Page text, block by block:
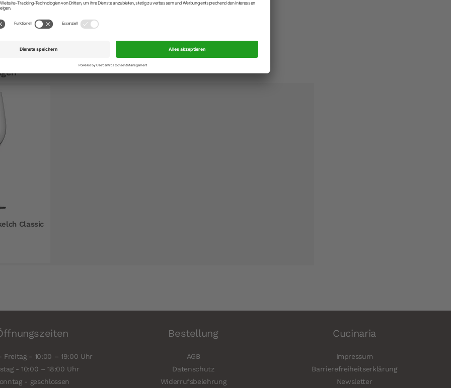
Tee Untertasse in Eisblau
Classic
Freitag - 10:00 – 19:00 Uhr
- 10:00 – 18:00 Uhr
- geschlossen
Bestellung
AGB
Datenschutz
Widerrufsbelehrung
Cucinaria
Impressum
Barrierefreiheitserklärung
Newsletter